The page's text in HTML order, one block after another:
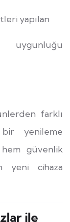
yapılan
uygunluğu
farklı
yenileme
güvenlik
yeni cihaza
ile